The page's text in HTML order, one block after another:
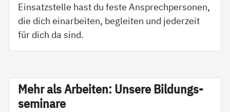
Einsatzstelle hast du feste Ansprechpersonen,
die dich einarbeiten, begleiten und jederzeit
für dich da sind.
Mehr als Ar­bei­ten: Un­se­re Bil­dungs­
se­mi­na­re